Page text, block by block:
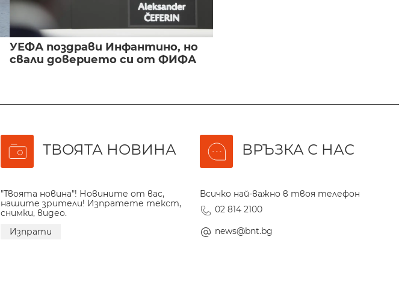
УЕФА поздрави Инфантино, но
свали доверието си от ФИФА
ТВОЯТА НОВИНА
"Твоята новина"! Новините от вас,
нашите зрители! Изпратете текст,
снимки, видео.
Изпрати
ВРЪЗКА С НАС
Всичко най-важно в твоя телефон
02 814 2100
news@bnt.bg